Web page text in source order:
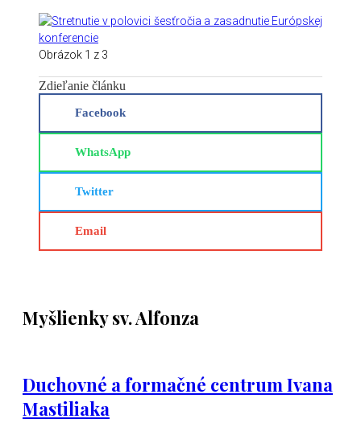
Obrázok 1 z 3
Zdieľanie článku
Facebook
WhatsApp
Twitter
Email
Myšlienky sv. Alfonza
Duchovné a formačné centrum Ivana
Mastiliaka